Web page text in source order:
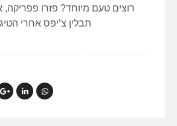
רוצים טעם מיוחד? פזרו
תבלין צ’יפס אחרי